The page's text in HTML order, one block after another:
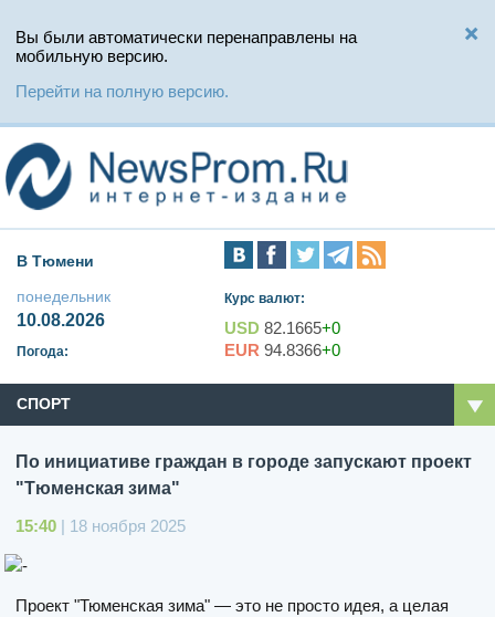
Вы были автоматически перенаправлены на
мобильную версию.
Перейти на полную версию.
В Тюмени
понедельник
10.08.2026
Погода:
Курс валют:
USD 82.1665+0
EUR 94.8366+0
СПОРТ
По инициативе граждан в городе запускают проект
"Тюменская зима"
15:40 | 18 ноября 2025
Проект "Тюменская зима" — это не просто идея, а целая